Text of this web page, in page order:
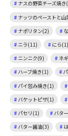
ナスの野菜チーズ焼き
ナッツのペーストと
ナポリタン(2)
ニラ(11)
にら(1)
ニンニク(9)
ネ
ハーブ焼き(1)
パイ包み焼き(1)
バケットピザ(1)
パセリ(1)
バタ
バター醤油(3)